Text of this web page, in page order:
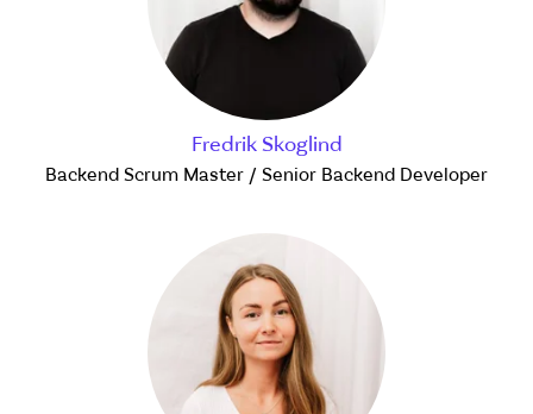
Fredrik Skoglind
Backend Scrum Master / Senior Backend Developer